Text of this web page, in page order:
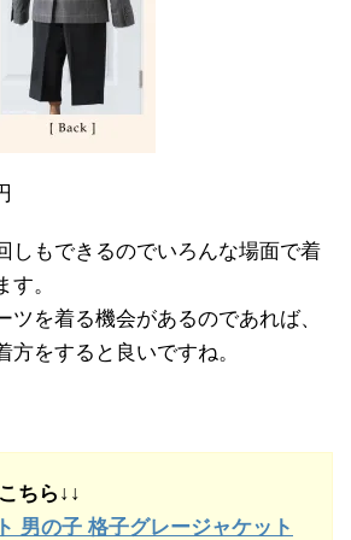
しもできるのでいろんな場面で着
す。
ツを着る機会があるのであれば、
方をすると良いですね。
ちら↓↓
男の子 格子グレージャケット